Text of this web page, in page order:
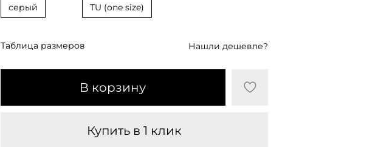
Таблица размеров Нашли дешевле?
В корзину
Купить в 1 клик
серый TU (one size)